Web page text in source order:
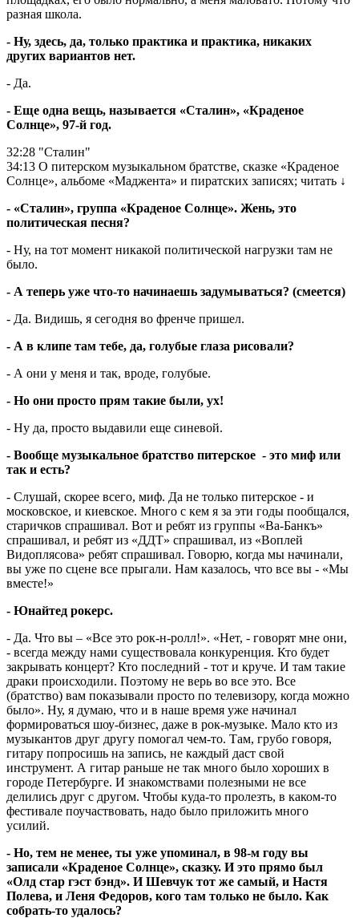
разная школа.
- Ну, здесь, да, только практика и практика, никаких
других вариантов нет.
- Да.
- Еще одна вещь, называется «Сталин», «Краденое
Солнце», 97-й год.
32:28 "Сталин"
34:13 О питерском музыкальном братстве, сказке «Краденое
Солнце», альбоме «Маджента» и пиратских записях; читать ↓
- «Сталин», группа «Краденое Солнце». Жень, это
политическая песня?
- Ну, на тот момент никакой политической нагрузки там не
было.
- А теперь уже что-то начинаешь задумываться? (смеется)
- Да. Видишь, я сегодня во френче пришел.
- А в клипе там тебе, да, голубые глаза рисовали?
- А они у меня и так, вроде, голубые.
- Но они просто прям такие были, ух!
- Ну да, просто выдавили еще синевой.
- Вообще музыкальное братство питерское - это миф или
так и есть?
- Слушай, скорее всего, миф. Да не только питерское - и
московское, и киевское. Много с кем я за эти годы пообщался,
старичков спрашивал. Вот и ребят из группы «Ва-Банкъ»
спрашивал, и ребят из «ДДТ» спрашивал, из «Воплей
Видоплясова» ребят спрашивал. Говорю, когда мы начинали,
вы уже по сцене все прыгали. Нам казалось, что все вы - «Мы
вместе!»
- Юнайтед рокерс.
- Да. Что вы – «Все это рок-н-ролл!». «Нет, - говорят мне они,
- всегда между нами существовала конкуренция. Кто будет
закрывать концерт? Кто последний - тот и круче. И там такие
драки происходили. Поэтому не верь во все это. Все
(братство) вам показывали просто по телевизору, когда можно
было». Ну, я думаю, что и в наше время уже начинал
формироваться шоу-бизнес, даже в рок-музыке. Мало кто из
музыкантов друг другу помогал чем-то. Там, грубо говоря,
гитару попросишь на запись, не каждый даст свой
инструмент. А гитар раньше не так много было хороших в
городе Петербурге. И знакомствами полезными не все
делились друг с другом. Чтобы куда-то пролезть, в каком-то
фестивале поучаствовать, надо было приложить много
усилий.
- Но, тем не менее, ты уже упоминал, в 98-м году вы
записали «Краденое Солнце», сказку. И это прямо был
«Олд стар гэст бэнд». И Шевчук тот же самый, и Настя
Полева, и Леня Федоров, кого там только не было. Как
собрать-то удалось?